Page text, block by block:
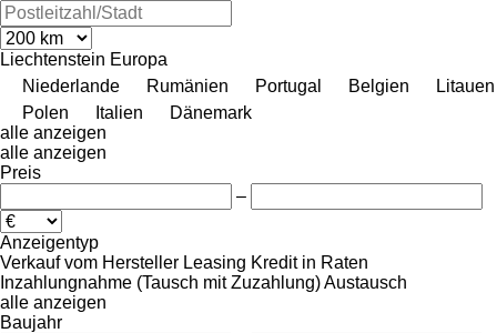
Liechtenstein Europa
Niederlande
Rumänien Portugal Belgien
Litauen
Polen
Italien
Dänemark
alle anzeigen
alle anzeigen
Preis
–
Anzeigentyp
Verkauf vom Hersteller Leasing Kredit in Raten
Inzahlungnahme (Tausch mit Zuzahlung)Austausch
alle anzeigen
Baujahr